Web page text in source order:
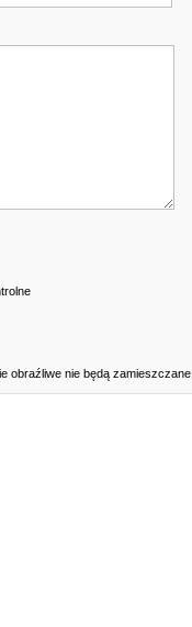
obraźliwe nie będą zamieszczane.